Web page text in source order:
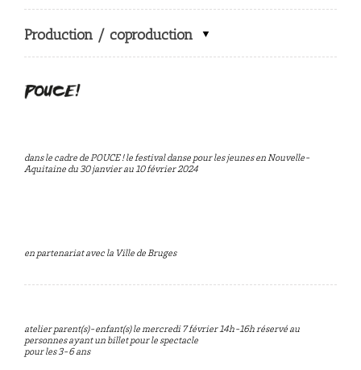
Production / coproduction
dans le cadre de POUCE ! le festival danse pour les jeunes en Nouvelle-
Aquitaine du 30 janvier au 10 février 2024
en partenariat avec la Ville de Bruges
atelier parent(s)-enfant(s) le mercredi 7 février 14h-16h réservé au
personnes ayant un billet pour le spectacle
pour les 3-6 ans